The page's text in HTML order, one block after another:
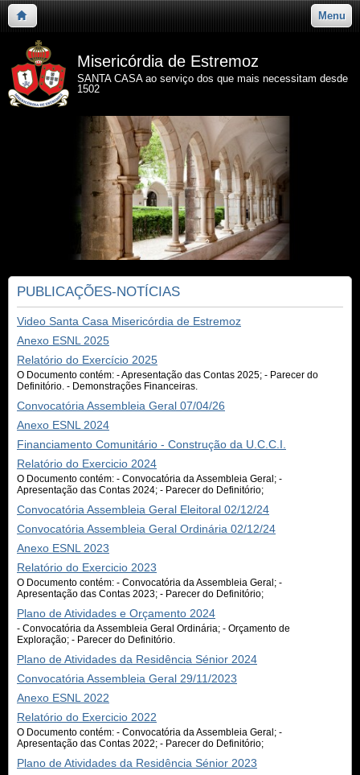
Menu
Misericórdia de Estremoz
SANTA CASA ao serviço dos que mais necessitam desde
1502
PUBLICAÇÕES-NOTÍCIAS
Video Santa Casa Misericórdia de Estremoz
Anexo ESNL 2025
Relatório do Exercício 2025
O Documento contém: - Apresentação das Contas 2025; - Parecer do
Definitório. - Demonstrações Financeiras.
Convocatória Assembleia Geral 07/04/26
Anexo ESNL 2024
Financiamento Comunitário - Construção da U.C.C.I.
Relatório do Exercicio 2024
O Documento contém: - Convocatória da Assembleia Geral; -
Apresentação das Contas 2024; - Parecer do Definitório;
Convocatória Assembleia Geral Eleitoral 02/12/24
Convocatória Assembleia Geral Ordinária 02/12/24
Anexo ESNL 2023
Relatório do Exercicio 2023
O Documento contém: - Convocatória da Assembleia Geral; -
Apresentação das Contas 2023; - Parecer do Definitório;
Plano de Atividades e Orçamento 2024
- Convocatória da Assembleia Geral Ordinária; - Orçamento de
Exploração; - Parecer do Definitório.
Plano de Atividades da Residência Sénior 2024
Convocatória Assembleia Geral 29/11/2023
Anexo ESNL 2022
Relatório do Exercicio 2022
O Documento contém: - Convocatória da Assembleia Geral; -
Apresentação das Contas 2022; - Parecer do Definitório;
Plano de Atividades da Residência Sénior 2023